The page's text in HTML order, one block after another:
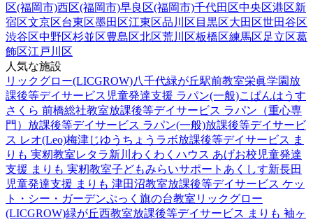
区(福岡市)西区(福岡市)早良区(福岡市)千代田区中央区港区新
宿区文京区台東区墨田区江東区品川区 目黒区大田区世田谷区
渋谷区中野区杉並区豊島区北区荒川区板橋区練馬区足立区葛
飾区江戸川区
人気な施設
リックグロー(LICGROW)八千代緑が丘駅前教室栄眞学園放
課後等デイサービス 児童発達支援 ラパン(一般)こぱんはうす
さくら 前橋総社教室放課後等デイサービス ラパン（重心専
門） 放課後等デイサービス ラパン(一般)放課後等デイサービ
ス レオ(Leo)梅津じゆうちょうラボ放課後等デイサービス ま
りも 実籾教室レタラ新川 わくわくハウス あげお校 児童発達
支援 まりも 実籾教室子どもみらいサポートあくしす新長田
児童発達支援 まりも 津田沼教室放課後等デイサービス ケッ
ト・シー・ガーデンぷっく旗の台教室 リックグロー
(LICGROW)緑が丘西教室放課後等デイサービス まりも 袖ヶ